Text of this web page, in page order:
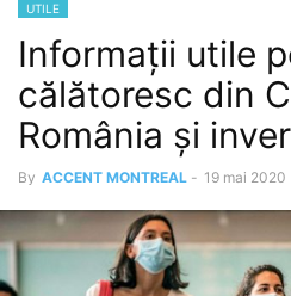
UTILE
Informații utile
călătoresc din
România și
By ACCENT MONTREAL - 19 mai 2020